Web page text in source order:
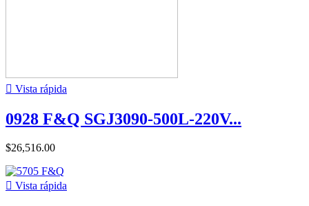
 Vista rápida
0928 F&Q SGJ3090-500L-220V...
$26,516.00
 Vista rápida